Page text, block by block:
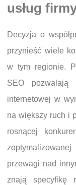
usług
Decyzja o
przynieść wiele
w tym regionie.
SEO pozwalają
internetowej w
na większy ruch i
rosnącej
przewagi nad
znają specyfikę